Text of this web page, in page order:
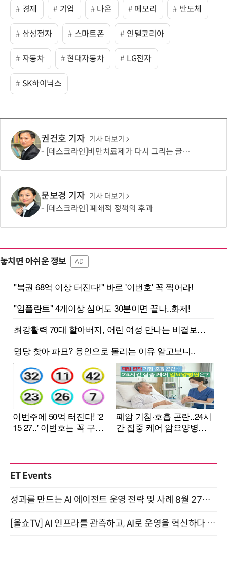
경제 기업 나온 메모리 반도체
삼성전자 스마트폰 인텔코리아
자동차 현대자동차 LG전자
SK하이닉스
권건호 기자 기사 더보기
[데스크라인]비만치료제가 다시 그리는 글로벌 산업 지도
문보경 기자 기사 더보기
[데스크라인] 폐쇄적 정책의 후과
놓치면 아쉬운 정보 AD
ET Events
성과를 만드는 AI 에이전트 운영 전략 및 사례 8월 27일 개최
[올쇼TV] AI 인프라를 관측하고, AI로 운영을 혁신하다 (8월 11일 생방송)